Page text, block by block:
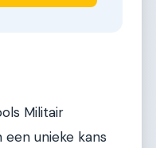
Militair
unieke kans